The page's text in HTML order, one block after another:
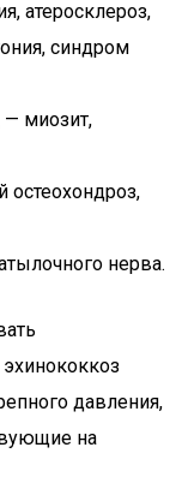
атеросклероз,
синдром
миозит,
нерва.
давления,
на